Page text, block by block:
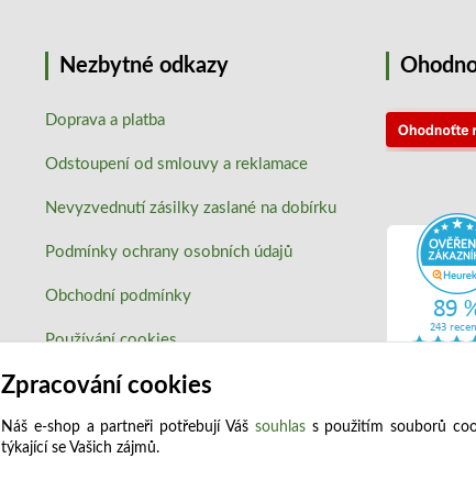
Nezbytné odkazy
Doprava a platba
Odstoupení od smlouvy a reklamace
Nevyzvednutí zásilky zaslané na dobírku
Podmínky ochrany osobních údajů
Obchodní podmínky
Používání cookies
Zpracování cookies
Náš e-shop a partneři potřebují Váš souhlass použitím souborů
týkající se Vašich zájmů.